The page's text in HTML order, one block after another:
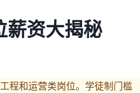
薪资大揭秘
程和运营类岗位。学徒制门槛